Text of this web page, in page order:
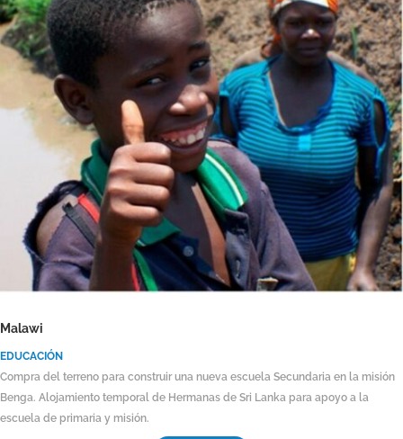
Malawi
EDUCACIÓN
Compra del terreno para construir una nueva escuela Secundaria en la misión
Benga. Alojamiento temporal de Hermanas de Sri Lanka para apoyo a la
escuela de primaria y misión.